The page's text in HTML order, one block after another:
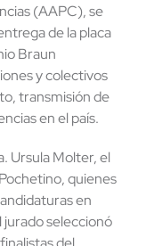
(AAPC), se
de la placa
Braun
y colectivos
transmisión de
en el país.
Ursula Molter, el
quienes
en
jurado seleccionó